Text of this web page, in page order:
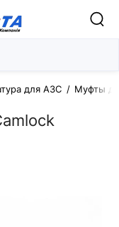
для АЗС Муфты